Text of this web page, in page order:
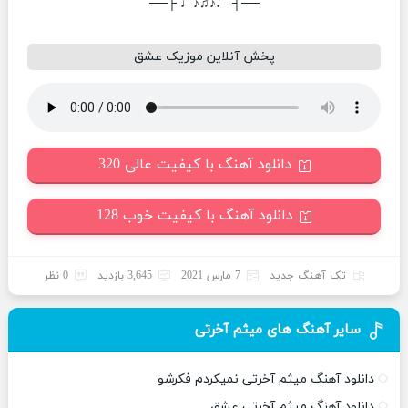
──┤ ♩♪♫♪♩ ├──
پخش آنلاین موزیک عشق
دانلود آهنگ با کیفیت عالی 320
دانلود آهنگ با کیفیت خوب 128
تک آهنگ جدید 7 مارس 2021 3,645 بازدید 0 نظر
سایر آهنگ های میثم آخرتی
دانلود آهنگ میثم آخرتی نمیکردم فکرشو